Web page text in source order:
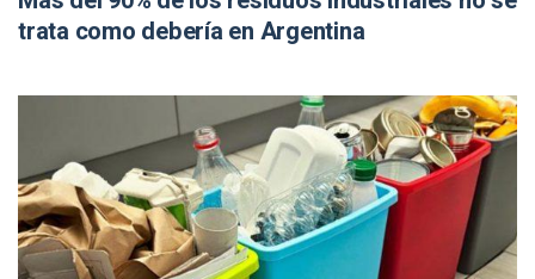
trata como debería en Argentina